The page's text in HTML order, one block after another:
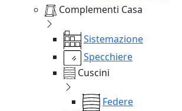
Complementi Casa
Sistemazione
Specchiere
Cuscini
Federe